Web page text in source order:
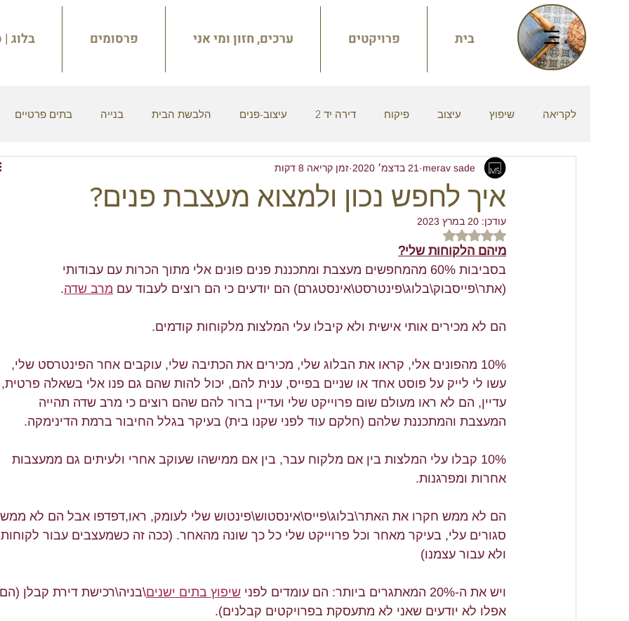
בית פרויקטים ערכים, חזון ומי אני פרסומים בלוג |
לקריאה שיפוץ עיצוב פיקוח דירה יד 2 עיצוב-פנים הלבשת הבית בנייה בתים פרטיים
יעוץ חוצלארץ מסעדה אוכל
חיפה אישי
וואבי סאבי אר-נובו יוקרה
איך לחפש נכון ולמצוא מעצבת פנים?
merav sade 21 בדצמ׳ 2020 זמן קריאה 8 דקות
עודכן: 20 במרץ 2023
דירוג של NaN מתוך 5 כוכבים
מיהם הלקוחות שלי?
בסביבות 60% מהמחפשים מעצבת ומתכננת פנים פונים אלי מתוך הכרות עם עבודותי
(אתר\פייסבוק\בלוג\פינטרסט\אינסטגרם) הם יודעים כי הם רוצים לעבוד עם מרב שדה.
הם לא מכירים אותי אישית ולא קיבלו עלי המלצות מלקוחות קודמים.
10% מהפונים אלי, קראו את הבלוג שלי, מכירים את הכתיבה שלי, עוקבים אחר הפינטרסט שלי,
עשו לי לייק על פוסט אחד או שניים בפייס, ענית להם, יכול להות שהם גם פנו אלי בשאלה
עדיין, הם לא ראו מעולם שום פרוייקט שלי ועדיין ברור להם שהם רוצים כי מרב שדה תהייה
המעצבת והמתכננת שלהם (חלקם עוד לפני שקנו בית) בעיקר בגלל החיבור ברמת הדינימקה.
10% קבלו עלי המלצות בין אם מלקוח עבר, בין אם ממישהו שעוקב אחרי ולעיתים גם ממעצבות
אחרות ומפרגנות.
הם לא ממש חקרו את האתר\בלוג\פייס\אינסטוש\פינטוש שלי לעומק, ראו,דפדפו אבל הם לא
סגורים עלי, בעיקר מאחר וכל פרוייקט שלי כל כך שונה מהאחר. (ככה זה כשמעצבים עבור
ולא עבור עצמנו)
ויש את ה-20% המאתגרים ביותר: הם עומדים לפני שיפוץ בתים ישנים\בניה\רכישת דירת קבלן
אפלו לא יודעים שאני לא מתעסקת בפרויקטים קבלנים).